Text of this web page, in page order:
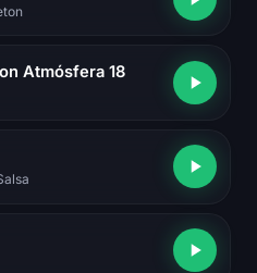
Atmósfera 18